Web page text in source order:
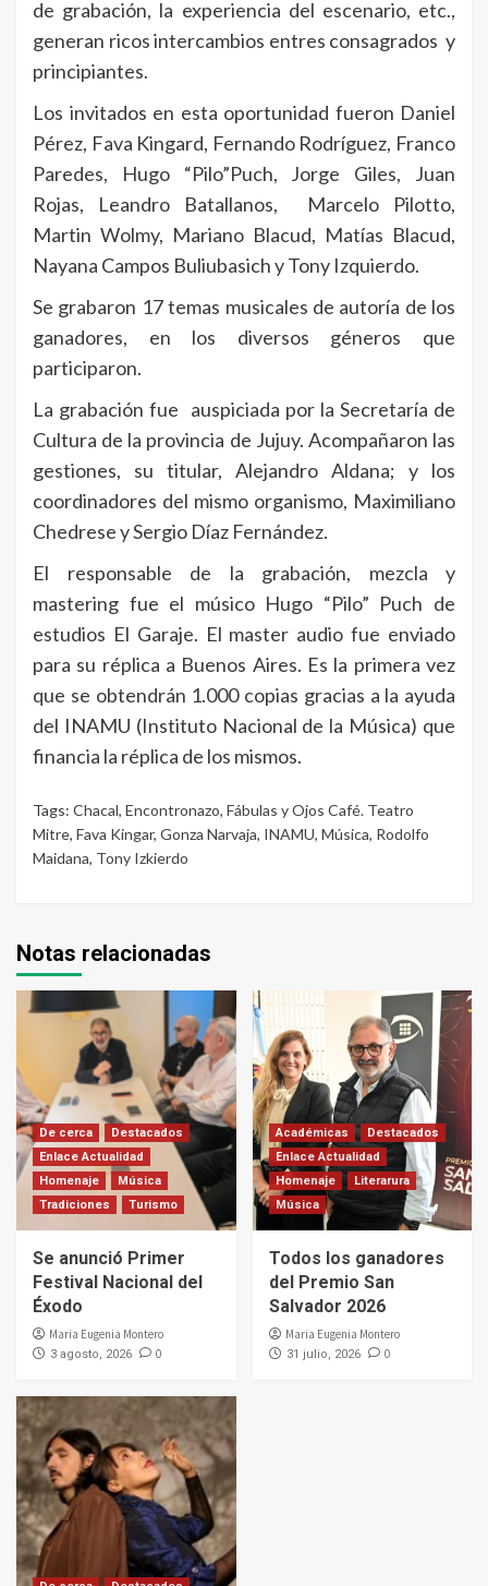
de grabación, la experiencia del escenario, etc.,
generan ricos intercambios entres consagrados y
principiantes.
Los invitados en esta oportunidad fueron Daniel
Pérez, Fava Kingard, Fernando Rodríguez, Franco
Paredes, Hugo “Pilo”Puch, Jorge Giles, Juan
Rojas, Leandro Batallanos, Marcelo Pilotto,
Martin Wolmy, Mariano Blacud, Matías Blacud,
Nayana Campos Buliubasich y Tony Izquierdo.
Se grabaron 17 temas musicales de autoría de los
ganadores, en los diversos géneros que
participaron.
La grabación fue auspiciada por la Secretaría de
Cultura de la provincia de Jujuy. Acompañaron las
gestiones, su titular, Alejandro Aldana; y los
coordinadores del mismo organismo, Maximiliano
Chedrese y Sergio Díaz Fernández.
El responsable de la grabación, mezcla y
mastering fue el músico Hugo “Pilo” Puch de
estudios El Garaje. El master audio fue enviado
para su réplica a Buenos Aires. Es la primera vez
que se obtendrán 1.000 copias gracias a la ayuda
del INAMU (Instituto Nacional de la Música) que
financia la réplica de los mismos.
Tags: Chacal, Encontronazo, Fábulas y Ojos Café. Teatro
Mitre, Fava Kingar, Gonza Narvaja, INAMU, Música, Rodolfo
Maidana, Tony Izkierdo
Notas relacionadas
De cerca
Destacados
Enlace Actualidad
Homenaje
Música
Tradiciones
Turismo
Se anunció Primer
Festival Nacional del
Éxodo
Maria Eugenia Montero
3 agosto, 2026 0
Académicas
Destacados
Enlace Actualidad
Homenaje
Literarura
Música
Todos los ganadores
del Premio San
Salvador 2026
Maria Eugenia Montero
31 julio, 2026 0